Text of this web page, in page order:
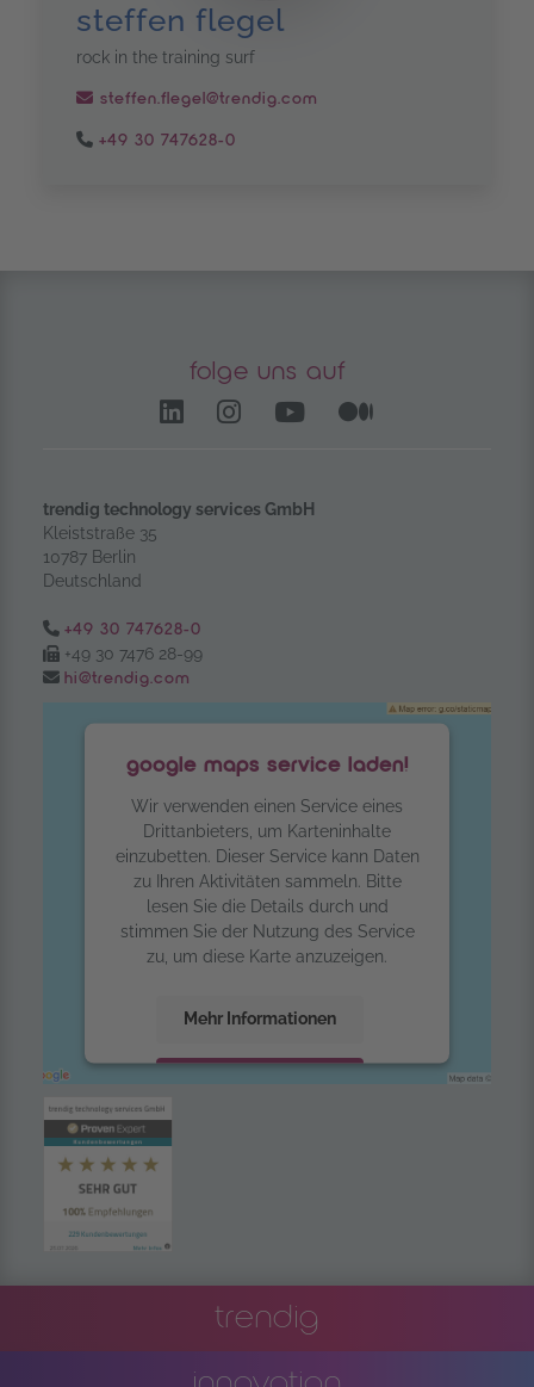
steffen flegel
rock in the training surf
steffen.flegel@trendig.com
+49 30 747628-0
folge uns auf
LinkedIn – öffnet in einem
Instagram öffnet in
YouTube
trendig technology services GmbH
Kleiststraße 35
10787 Berlin
Deutschland
Tel.:
+49 30 747628-0
Fax:
+49 30 7476 28-99
Email:
hi@trendig.com
google maps service laden!
Wir verwenden einen Service eines
Drittanbieters, um Karteninhalte
einzubetten. Dieser Service kann Daten
zu Ihren Aktivitäten sammeln. Bitte
lesen Sie die Details durch und
stimmen Sie der Nutzung des Service
zu, um diese Karte anzuzeigen.
Mehr Informationen
powered by
trendig